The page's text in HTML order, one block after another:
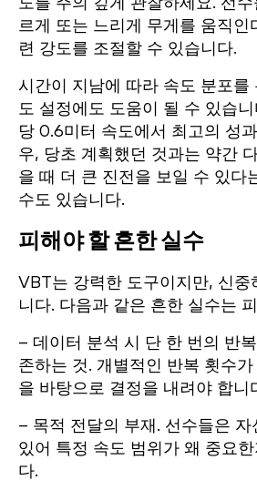
르게 또는 느리게 무게를 움직인
련 강도를 조절할 수 있습니다.
시간이 지남에 따라 속도 분포를
도 설정에도 도움이 될 수 있습
당 0.6미터 속도에서 최고의 성
우, 당초 계획했던 것과는 약간
을 때 더 큰 진전을 보일 수 있다
수도 있습니다.
피해야 할 흔한 실수
VBT는 강력한 도구이지만, 신중
니다. 다음과 같은 흔한 실수는
– 데이터 분석 시 단 한 번의 반
존하는 것. 개별적인 반복 횟수
을 바탕으로 결정을 내려야 합니
– 목적 전달의 부재. 선수들은 자
있어 특정 속도 범위가 왜 중요한
다.